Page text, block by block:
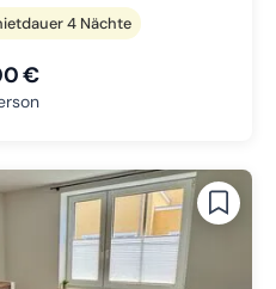
4 Nächte
€